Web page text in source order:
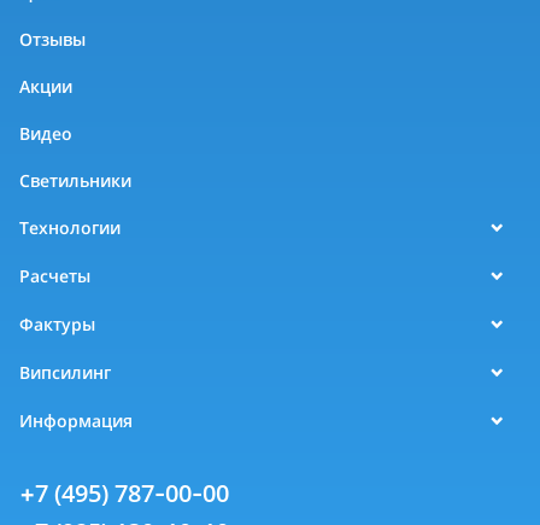
Отзывы
Акции
Видео
Светильники
Технологии
Расчеты
Фактуры
Випсилинг
Информация
+7 (495) 787-00-00